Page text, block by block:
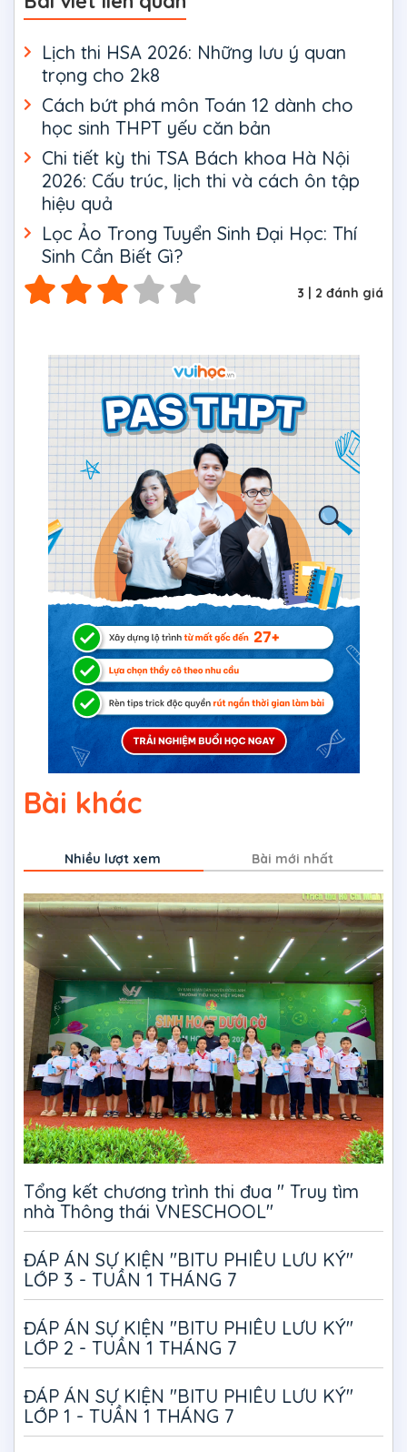
Lịch thi HSA 2026: Những lưu ý quan
trọng cho 2k8
Cách bứt phá môn Toán 12 dành cho
học sinh THPT yếu căn bản
Chi tiết kỳ thi TSA Bách khoa Hà Nội
2026: Cấu trúc, lịch thi và cách ôn tập
hiệu quả
Lọc Ảo Trong Tuyển Sinh Đại Học: Thí
Sinh Cần Biết Gì?
3 2 đánh giá
Bài khác
Nhiều lượt xem Bài mới nhất
Tổng kết chương trình thi đua " Truy tìm
nhà Thông thái VNESCHOOL"
ĐÁP ÁN SỰ KIỆN "BITU PHIÊU LƯU KÝ"
LỚP 3 - TUẦN 1 THÁNG 7
ĐÁP ÁN SỰ KIỆN "BITU PHIÊU LƯU KÝ"
LỚP 2 - TUẦN 1 THÁNG 7
ĐÁP ÁN SỰ KIỆN "BITU PHIÊU LƯU KÝ"
LỚP 1 - TUẦN 1 THÁNG 7